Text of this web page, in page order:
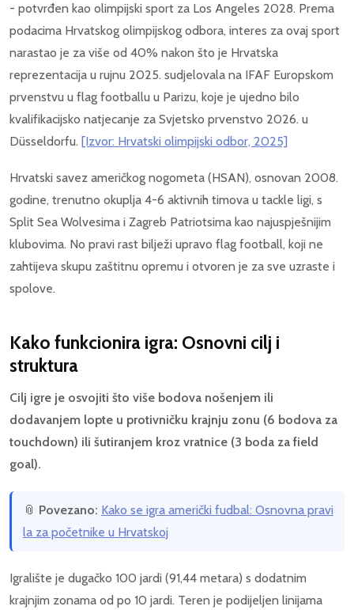
- potvrđen kao olimpijski sport za Los Angeles 2028. Prema
podacima Hrvatskog olimpijskog odbora, interes za ovaj sport
narastao je za više od 40% nakon što je Hrvatska
reprezentacija u rujnu 2025. sudjelovala na IFAF Europskom
prvenstvu u flag footballu u Parizu, koje je ujedno bilo
kvalifikacijsko natjecanje za Svjetsko prvenstvo 2026. u
Düsseldorfu. [Izvor: Hrvatski olimpijski odbor, 2025]
Hrvatski savez američkog nogometa (HSAN), osnovan 2008.
godine, trenutno okuplja 4-6 aktivnih timova u tackle ligi, s
Split Sea Wolvesima i Zagreb Patriotsima kao najuspješnijim
klubovima. No pravi rast bilježi upravo flag football, koji ne
zahtijeva skupu zaštitnu opremu i otvoren je za sve uzraste i
spolove.
Kako funkcionira igra: Osnovni cilj i
struktura
Cilj igre je osvojiti što više bodova nošenjem ili
dodavanjem lopte u protivničku krajnju zonu (6 bodova za
touchdown) ili šutiranjem kroz vratnice (3 boda za field
goal).
📎 Povezano: Kako se igra američki fudbal: Osnovna pravi
la za početnike u Hrvatskoj
Igralište je dugačko 100 jardi (91,44 metara) s dodatnim
krajnjim zonama od po 10 jardi. Teren je podijeljen linijama